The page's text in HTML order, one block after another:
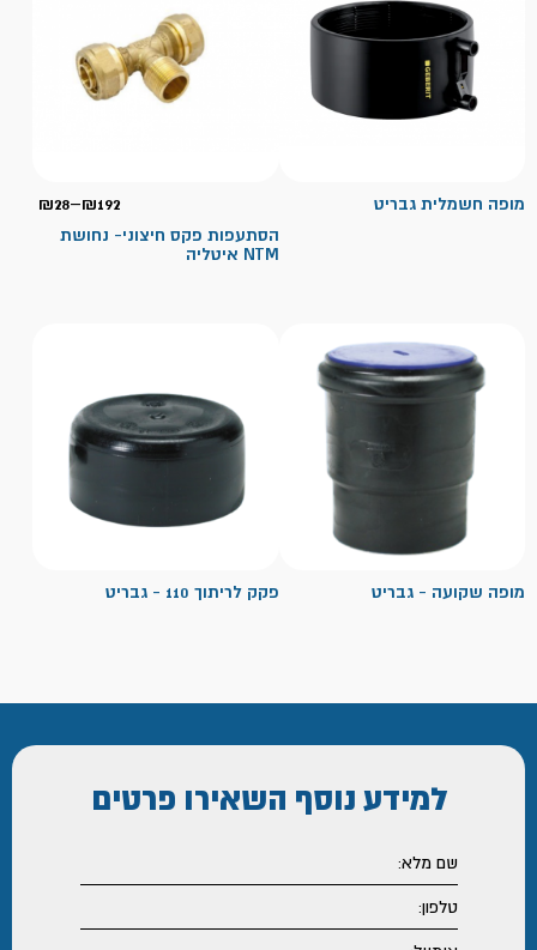
מופה חשמלית גבריט ₪28–₪192
הסתעפות פקס חיצוני- נחושת
NTM איטליה
מופה שקועה - גבריט פקק לריתוך 110 - גבריט
למידע נוסף השאירו פרטים